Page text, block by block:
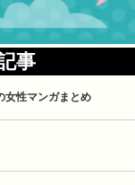
事
女性マンガまとめ